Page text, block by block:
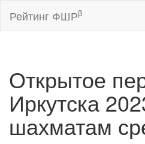
Рейтинг ФШРβ
Открытое
Иркутска
шахматам